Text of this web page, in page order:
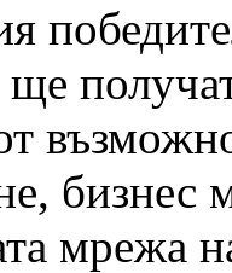
бизнес
мрежа